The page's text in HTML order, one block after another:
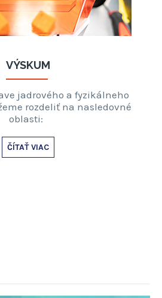
VÝSKUM
jadrového a fyzikálneho
rozdeliť na nasledovné
oblasti:
ČÍTAŤ VIAC